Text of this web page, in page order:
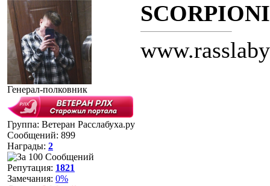
Генерал-полковник
Группа: Ветеран Расслабуха.ру
Сообщений: 899
Награды: 2
Репутация: 1821
Замечания: 0%